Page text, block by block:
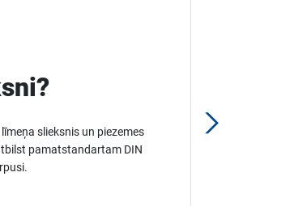
slieksnis un piezemes
pamatstandartam DIN